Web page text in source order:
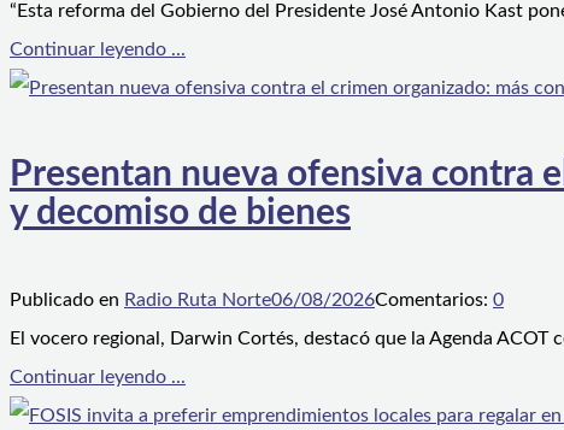
“Esta reforma del Gobierno del Presidente José Antonio Kast
Continuar leyendo ...
Presentan nueva ofensiva contra
y decomiso de bienes
Publicado en Radio Ruta Norte06/08/2026Comentarios: 0
El vocero regional, Darwin Cortés, destacó que la Agenda
Continuar leyendo ...